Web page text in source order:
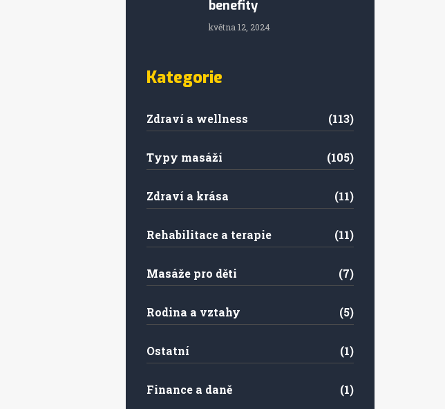
benefity
května 12, 2024
Kategorie
Zdraví a wellness (113)
Typy masáží (105)
Zdraví a krása (11)
Rehabilitace a terapie (11)
Masáže pro děti (7)
Rodina a vztahy (5)
Ostatní (1)
Finance a daně (1)